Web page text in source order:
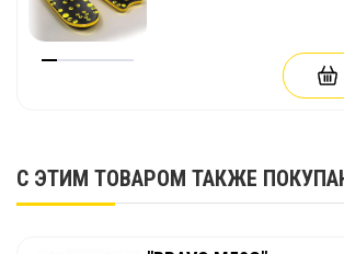
С ЭТИМ ТОВАРОМ ТАКЖЕ